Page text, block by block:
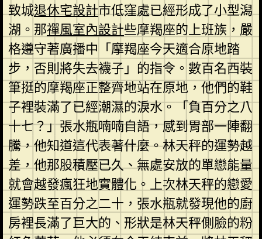
致城退休宅設計市低窪處已經形成了小型潟
湖。那禪風室內設計些摩羯座的上班族，嚴
格遵守著廣播中「摩羯座今天適合原地踏
步，否則將失去襪子」的指令。數百名西裝
筆挺的摩羯座正整齊地站在原地，他們的鞋
子裡裝滿了已經潮濕的淚水。「負百分之八
十七？」張水瓶喃喃自語，感到胃部一陣翻
騰，他知道這代表著什麼。林天秤的運勢越
差，他那股積壓已久、無處安放的單戀能量
就會越發瘋狂地實體化。上次林天秤的戀愛
運勢跌至百分之二十，張水瓶就發現他的廚
房裡長滿了巨大的、形狀是林天秤側臉的粉